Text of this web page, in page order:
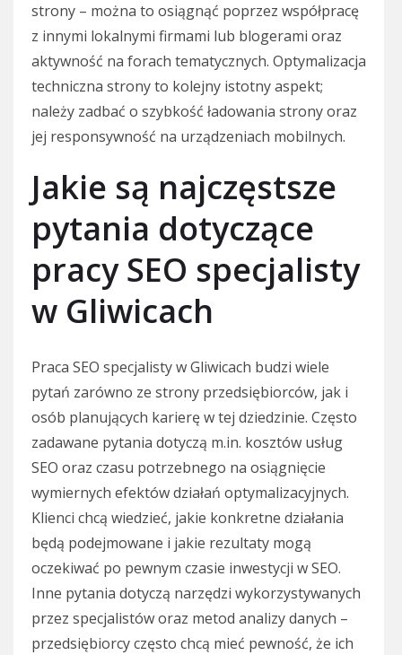
strony – można to osiągnąć poprzez współpracę
z innymi lokalnymi firmami lub blogerami oraz
aktywność na forach tematycznych. Optymalizacja
techniczna strony to kolejny istotny aspekt;
należy zadbać o szybkość ładowania strony oraz
jej responsywność na urządzeniach mobilnych.
Jakie są najczęstsze
pytania dotyczące
pracy SEO specjalisty
w Gliwicach
Praca SEO specjalisty w Gliwicach budzi wiele
pytań zarówno ze strony przedsiębiorców, jak i
osób planujących karierę w tej dziedzinie. Często
zadawane pytania dotyczą m.in. kosztów usług
SEO oraz czasu potrzebnego na osiągnięcie
wymiernych efektów działań optymalizacyjnych.
Klienci chcą wiedzieć, jakie konkretne działania
będą podejmowane i jakie rezultaty mogą
oczekiwać po pewnym czasie inwestycji w SEO.
Inne pytania dotyczą narzędzi wykorzystywanych
przez specjalistów oraz metod analizy danych –
przedsiębiorcy często chcą mieć pewność, że ich